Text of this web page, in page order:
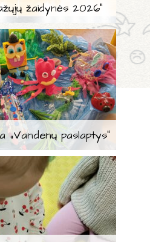
žaidynės 2026“
„Vandenų paslaptys“